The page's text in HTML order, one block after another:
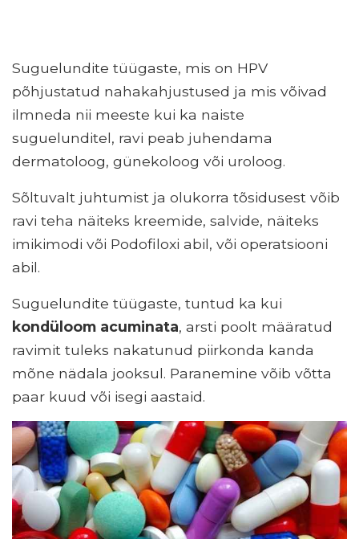
Suguelundite tüügaste, mis on HPV
põhjustatud nahakahjustused ja mis võivad
ilmneda nii meeste kui ka naiste
suguelunditel, ravi peab juhendama
dermatoloog, günekoloog või uroloog.
Sõltuvalt juhtumist ja olukorra tõsidusest võib
ravi teha näiteks kreemide, salvide, näiteks
imikimodi või Podofiloxi abil, või operatsiooni
abil.
Suguelundite tüügaste, tuntud ka kui
kondüloom acuminata, arsti poolt määratud
ravimit tuleks nakatunud piirkonda kanda
mõne nädala jooksul. Paranemine võib võtta
paar kuud või isegi aastaid.